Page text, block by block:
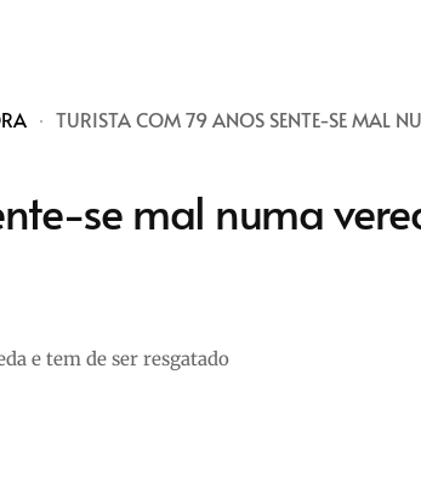
TURISTA COM 79 ANOS SENTE-SE MAL
se mal numa